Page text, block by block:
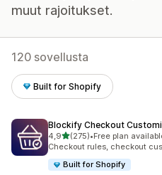
muut rajoitukset.
120 sovellusta
Built for Shopify
Blockify Checkout
4,9/ 5 tähteä
(275)
275 arvostelua yhteensä
•Free plan
Checkout rules, checkout
Built for Shopify